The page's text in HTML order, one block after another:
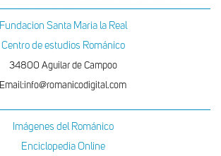
Fundacion Santa Maria la Real
Centro de estudios Románico
34800 Aguilar de Campoo
Email:info@romanicodigital.com
Imágenes del Románico
Enciclopedia Online